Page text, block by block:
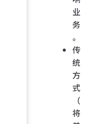
业
务
。
传
统
方
式
（
将